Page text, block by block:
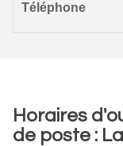
Téléphone
Horaires
de poste :